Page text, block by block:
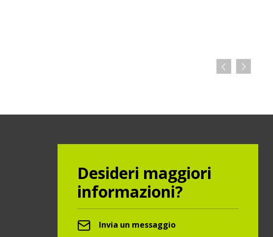
Desideri maggiori
informazioni?
Invia un messaggio